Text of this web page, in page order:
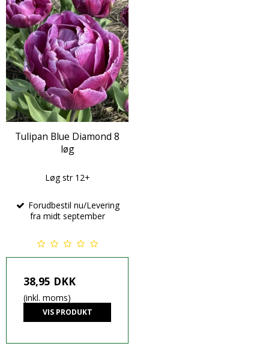
Tulipan Blue Diamond 8
løg
Løg str 12+
Forudbestil nu/Levering
fra midt september
38,95 DKK
(inkl. moms)
VIS PRODUKT